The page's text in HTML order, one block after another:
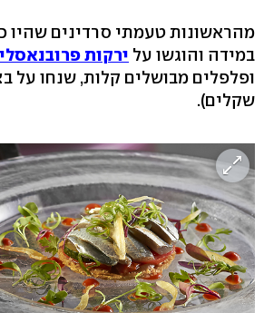
מהראשונות טעמתי סרדינים שהיו
במידה והוגשו על ירקות
שקלים).